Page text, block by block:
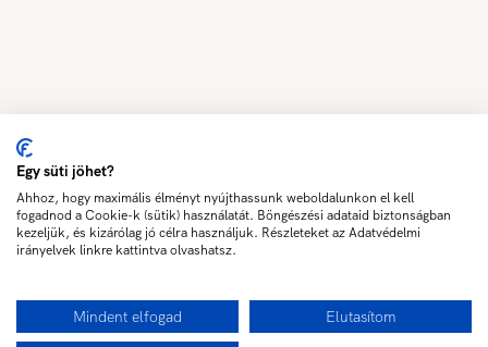
Egy süti jöhet?
Ahhoz, hogy maximális élményt nyújthassunk weboldalunkon el kell
fogadnod a Cookie-k (sütik) használatát. Böngészési adataid biztonságban
kezeljük, és kizárólag jó célra használjuk. Részleteket az Adatvédelmi
irányelvek linkre kattintva olvashatsz.
Mindent elfogad Elutasítom